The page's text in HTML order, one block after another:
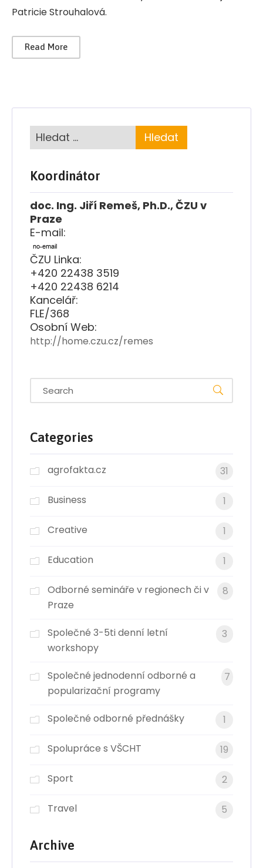
Patricie Strouhalová.
Read More
Koordinátor
doc. Ing. Jiří Remeš, Ph.D., ČZU v
Praze
E-mail:
ČZU Linka:
+420 22438 3519
+420 22438 6214
Kancelář:
FLE/368
Osobní Web:
http://home.czu.cz/remes
Categories
agrofakta.cz 31
Business 1
Creative 1
Education 1
Odborné semináře v regionech či v
Praze
8
Společné 3-5ti denní letní
workshopy
3
Společné jednodenní odborné a
popularizační programy
7
Společné odborné přednášky 1
Spolupráce s VŠCHT 19
Sport 2
Travel 5
Archive